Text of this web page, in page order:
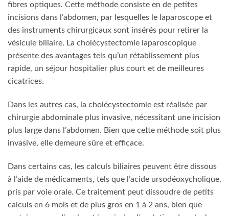
fibres optiques. Cette méthode consiste en de petites
incisions dans l’abdomen, par lesquelles le laparoscope et
des instruments chirurgicaux sont insérés pour retirer la
vésicule biliaire. La cholécystectomie laparoscopique
présente des avantages tels qu’un rétablissement plus
rapide, un séjour hospitalier plus court et de meilleures
cicatrices.
Dans les autres cas, la cholécystectomie est réalisée par
chirurgie abdominale plus invasive, nécessitant une incision
plus large dans l’abdomen. Bien que cette méthode soit plus
invasive, elle demeure sûre et efficace.
Dans certains cas, les calculs biliaires peuvent être dissous
à l’aide de médicaments, tels que l’acide ursodéoxycholique,
pris par voie orale. Ce traitement peut dissoudre de petits
calculs en 6 mois et de plus gros en 1 à 2 ans, bien que